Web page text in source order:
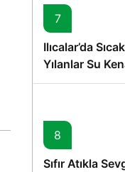
7
Ilıcalar’da
Yılanlar Su
Görüntülendi
8
Sıfır Atıkla